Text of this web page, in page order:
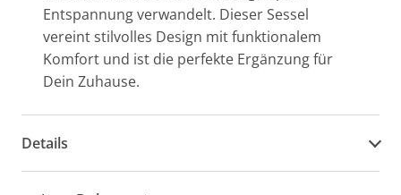
Entspannung verwandelt. Dieser Sessel
vereint stilvolles Design mit funktionalem
Komfort und ist die perfekte Ergänzung für
Dein Zuhause.
Details